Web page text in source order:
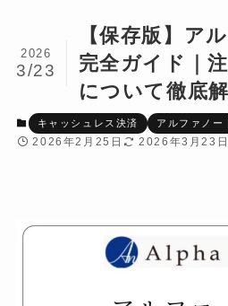
【保存版】ア
完全ガイド｜
について徹底
2026
3/23
キャッシュレス決済 アルファノー
2026年2月25日 2026年3月23日